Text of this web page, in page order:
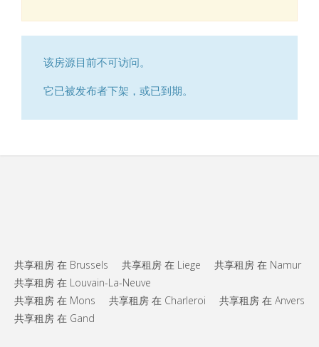
该房源目前不可访问。
它已被发布者下架，或已到期。
共享租房 在 Brussels 共享租房 在 Liege
共享租房 在 Namur
共享租房 在 Louvain-La-Neuve
共享租房 在 Mons
共享租房 在 Charleroi
共享租房 在 Anvers
共享租房 在 Gand